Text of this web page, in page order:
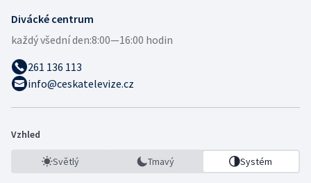
Divácké centrum
každý všední den:8:00—16:00 hodin
261 136 113
info@ceskatelevize.cz
Vzhled
Světlý Tmavý Systém